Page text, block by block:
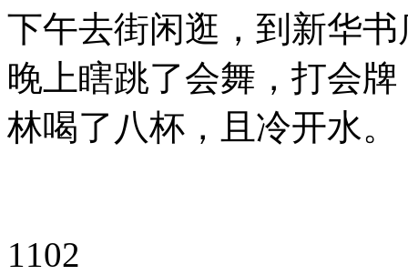
下午去街闲逛，到新华
晚上瞎跳了会舞，打会
林喝了八杯，且冷开水。
1102